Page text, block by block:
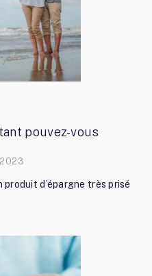
pouvez-vous
produit d’épargne très prisé